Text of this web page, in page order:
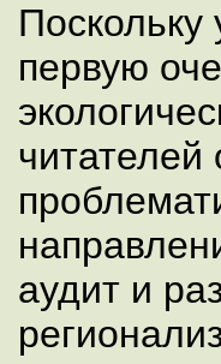
Поскольку
первую
читателей
аудит и